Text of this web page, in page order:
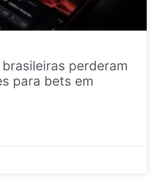
perderam
para bets em